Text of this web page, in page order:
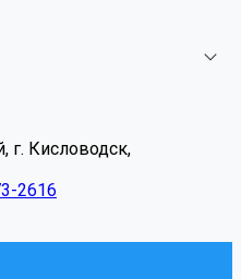
г. Кисловодск,
2616